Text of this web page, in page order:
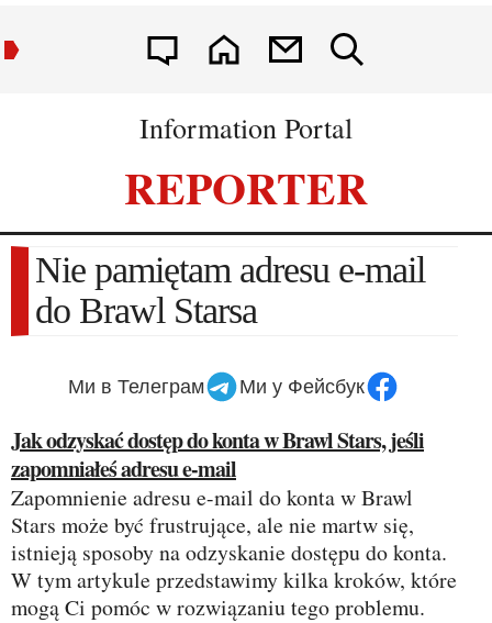
Information Portal
REPORTER
Nie pamiętam adresu e-mail
do Brawl Starsa
Ми в Телеграм Ми у Фейсбук
Jak odzyskać dostęp do konta w Brawl Stars, jeśli
zapomniałeś adresu e-mail
Zapomnienie adresu e-mail do konta w Brawl
Stars może być frustrujące, ale nie martw się,
istnieją sposoby na odzyskanie dostępu do konta.
W tym artykule przedstawimy kilka kroków, które
mogą Ci pomóc w rozwiązaniu tego problemu.